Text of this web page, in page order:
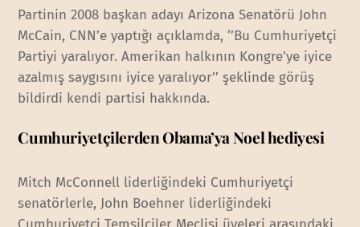
Partinin 2008 başkan adayı Arizona Senatörü John
McCain, CNN’e yaptığı açıklamda, ‘’Bu Cumhuriyetçi
Partiyi yaralıyor. Amerikan halkının Kongre’ye iyice
azalmış saygısını iyice yaralıyor’’ şeklinde görüş
bildirdi kendi partisi hakkında.
Cumhuriyetçilerden Obama’ya Noel hediyesi
Mitch McConnell liderliğindeki Cumhuriyetçi
senatörlerle, John Boehner liderliğindeki